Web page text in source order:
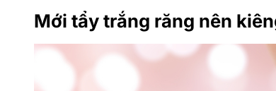
Mới tẩy trắng răng nên